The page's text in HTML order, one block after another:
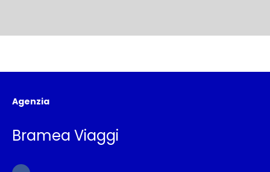
Agenzia
Bramea Viaggi